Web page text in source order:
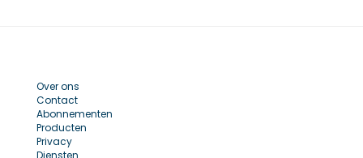
Over ons
Contact
Abonnementen
Producten
Privacy
Diensten